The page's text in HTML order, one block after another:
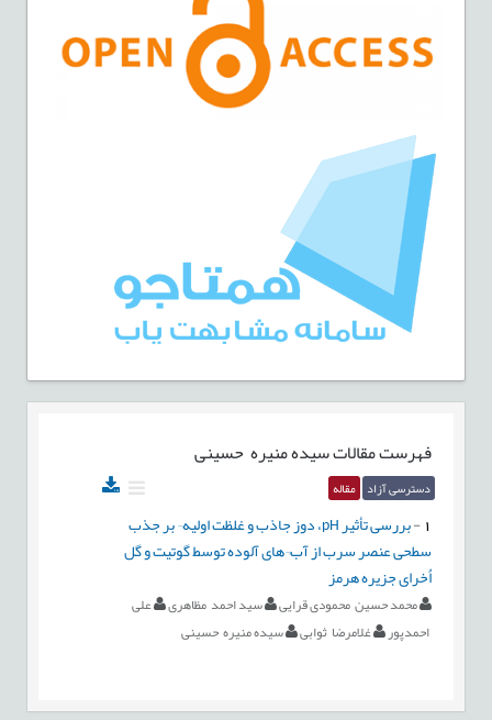
فهرست مقالاتسیده منیره حسینی
دسترسی آزاد مقاله
-
بررسی تأثیر pH، دوز جاذب و غلظت اولیه¬ بر جذب
سطحی عنصر سرب از آب¬های آلوده توسط گوتیت و گل
اُخرای جزیره هرمز
محمد حسین محمودی قرایی سید احمد مظاهری
علی
احمدپور
غلامرضا ثوابی سیده منیره حسینی